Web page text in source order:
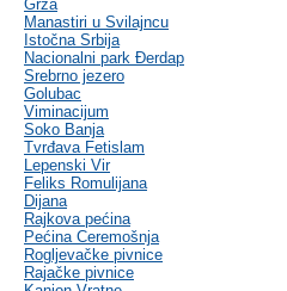
Grza
Manastiri u Svilajncu
Istočna Srbija
Nacionalni park Đerdap
Srebrno jezero
Golubac
Viminacijum
Soko Banja
Tvrđava Fetislam
Lepenski Vir
Feliks Romulijana
Dijana
Rajkova pećina
Pećina Ceremošnja
Rogljevačke pivnice
Rajačke pivnice